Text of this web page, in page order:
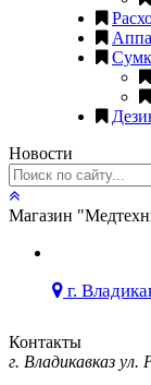
Новости
Магазин
г.
Контакты
г. Владикавказ ул.